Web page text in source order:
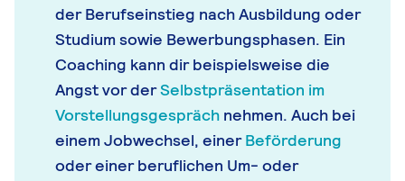
der Berufseinstieg nach Ausbildung oder
Studium sowie Bewerbungsphasen. Ein
Coaching kann dir beispielsweise die
Angst vor derSelbstpräsentation im
Vorstellungsgesprächnehmen. Auch bei
einem Jobwechsel, einerBeförderung
oder einer beruflichen Um- oder